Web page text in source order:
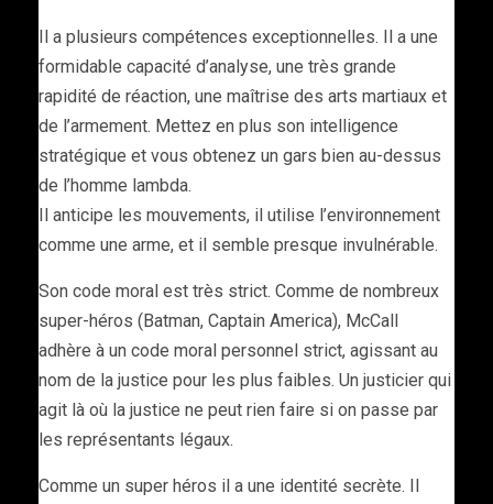
Il a plusieurs compétences exceptionnelles. Il a une
formidable capacité d’analyse, une très grande
rapidité de réaction, une maîtrise des arts martiaux et
de l’armement. Mettez en plus son intelligence
stratégique et vous obtenez un gars bien au-dessus
de l’homme lambda.
Il anticipe les mouvements, il utilise l’environnement
comme une arme, et il semble presque invulnérable.
Son code moral est très strict. Comme de nombreux
super-héros (Batman, Captain America), McCall
adhère à un code moral personnel strict, agissant au
nom de la justice pour les plus faibles. Un justicier qui
agit là où la justice ne peut rien faire si on passe par
les représentants légaux.
Comme un super héros il a une identité secrète. Il